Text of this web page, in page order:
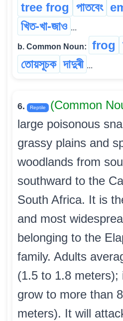
tree frog পাতবেং
খিত-খা-জাও ...
b. Common Noun: frog
তোয়সূচক দাদুৰী ...
6. Reptile (Common
large poisonous
grassy plains and
woodlands from
southward to the
South Africa. It is
and most
belonging to the
family. Adults
(1.5 to 1.8 meters);
grow to more than
meters). It will